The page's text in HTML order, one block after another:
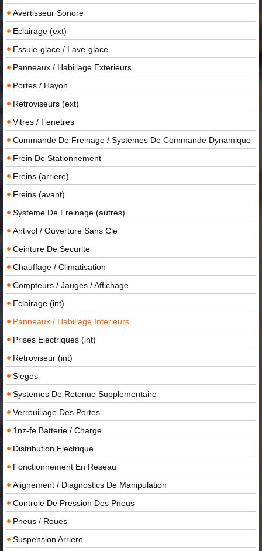
Avertisseur Sonore
Eclairage (ext)
Essuie-glace / Lave-glace
Panneaux / Habillage Exterieurs
Portes / Hayon
Retroviseurs (ext)
Vitres / Fenetres
Commande De Freinage / Systemes De Commande Dynamique
Frein De Stationnement
Freins (arriere)
Freins (avant)
Systeme De Freinage (autres)
Antivol / Ouverture Sans Cle
Ceinture De Securite
Chauffage / Climatisation
Compteurs / Jauges / Affichage
Eclairage (int)
Panneaux / Habillage Interieurs
Prises Electriques (int)
Retroviseur (int)
Sieges
Systemes De Retenue Supplementaire
Verrouillage Des Portes
1nz-fe Batterie / Charge
Distribution Electrique
Fonctionnement En Reseau
Alignement / Diagnostics De Manipulation
Controle De Pression Des Pneus
Pneus / Roues
Suspension Arriere